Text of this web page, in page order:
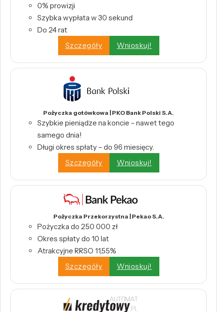
0% prowizji
Szybka wypłata w 30 sekund
Do 24 rat
Szczegóły
Wnioskuj!
Pożyczka gotówkowa | PKO Bank Polski S.A.
Szybkie pieniądze na koncie – nawet tego
samego dnia!
Długi okres spłaty – do 96 miesięcy.
Szczegóły
Wnioskuj!
Pożyczka Przekorzystna | Pekao S.A.
Pożyczka do 250 000 zł
Okres spłaty do 10 lat
Atrakcyjne RRSO 11,55%
Szczegóły
Wnioskuj!